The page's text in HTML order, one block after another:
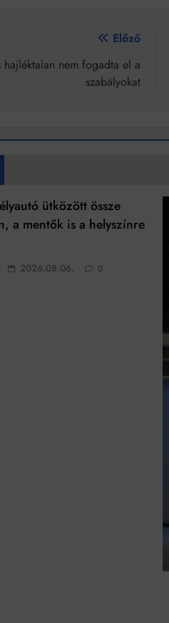
Előző
hajléktalan nem fogadta el a
szabályokat
ütközött össze
a mentők is a helyszínre
2026.08.06. 0